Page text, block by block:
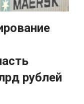
рублей